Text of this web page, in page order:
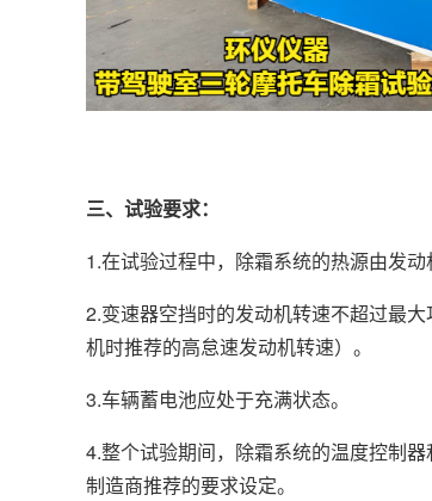
三、试验要求：
1.在试验过程中，除霜系统的热源由发动
2.变速器空挡时的发动机转速不超过最
机时推荐的高怠速发动机转速）。
3.车辆蓄电池应处于充满状态。
4.整个试验期间，除霜系统的温度控制
制造商推荐的要求设定。